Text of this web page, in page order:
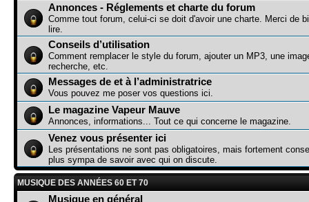
Annonces - Réglements et charte du forum
Comme tout forum, celui-ci se doit d'avoir une charte. Merci de
lire.
Conseils d’utilisation
Comment remplacer le style du forum, ajouter un MP3, une
recherche, etc.
Messages de et à l’administratrice
Vous pouvez me poser vos questions ici.
Le magazine Vapeur Mauve
Annonces, informations... Tout ce qui concerne le magazine.
Venez vous présenter ici
Les présentations ne sont pas obligatoires, mais fortement
plus sympa de savoir avec qui on discute.
MUSIQUE DES ANNÉES 60 ET 70
Musique en général